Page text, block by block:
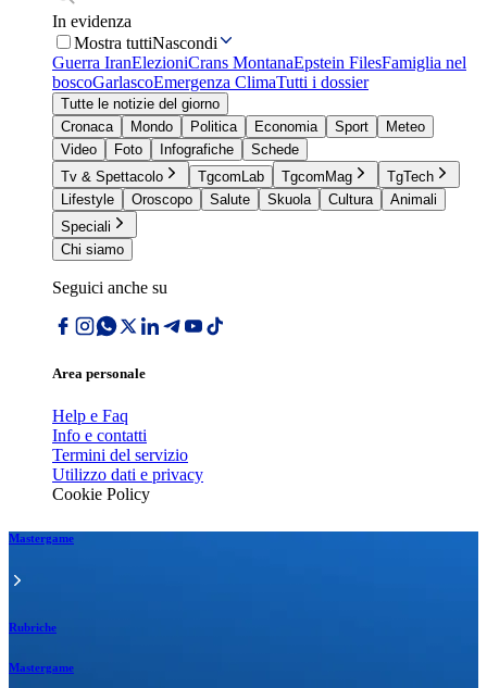
In evidenza
Mostra tuttiNascondi
Guerra IranElezioniCrans MontanaEpstein FilesFamiglia nel
boscoGarlascoEmergenza ClimaTutti i dossier
Tutte le notizie del giorno
Cronaca
Mondo Politica Economia Sport
Meteo
Video
Foto Infografiche
Schede
Tv & Spettacolo
TgcomLab TgcomMag
TgTech
Lifestyle
Oroscopo Salute Skuola Cultura
Animali
Speciali
Chi siamo
Seguici anche su
Area personale
Help e Faq
Info e contatti
Termini del servizio
Utilizzo dati e privacy
Cookie Policy
Mastergame
Rubriche
Mastergame